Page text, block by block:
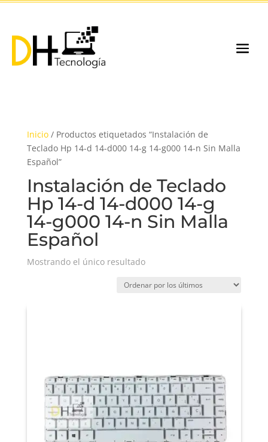
Inicio/ Productos etiquetados “Instalación de
Teclado Hp 14-d 14-d000 14-g 14-g000 14-n Sin Malla
Español”
Instalación de Teclado
Hp 14-d 14-d000 14-g
14-g000 14-n Sin Malla
Español
Mostrando el único resultado